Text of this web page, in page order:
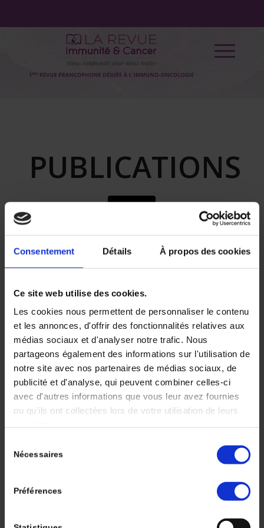
Consentement Détails À propos des cookies
Ce site web utilise des cookies.
Les cookies nous permettent de personnaliser le contenu
et les annonces, d'offrir des fonctionnalités relatives aux
médias sociaux et d'analyser notre trafic. Nous
partageons également des informations sur l'utilisation de
notre site avec nos partenaires de médias sociaux, de
publicité et d'analyse, qui peuvent combiner celles-ci
avec d'autres informations que vous leur avez fournies
ou qu'ils ont collectées lors de votre utilisation de leurs
Nécessaires
Préférences
PUBLICATIONS
Immunothérapies,
microbiome et
cancer
24 juin 2022 / dansVolume 6 - Numéro 2 / par Deborah
SYLVAN
Les inhibiteurs de point de contrôle immunitaire
(ICI) ont montré un bénéfice clinique inégalé dans
plusieurs cancers et représentent désormais le
à petites cellules (CPNPC), le mélanome
taux de progression restent élevés. De façon
surprenante, le microbiote intestinal s’est révélé
être un élément clé dans la réponse aux ICI,